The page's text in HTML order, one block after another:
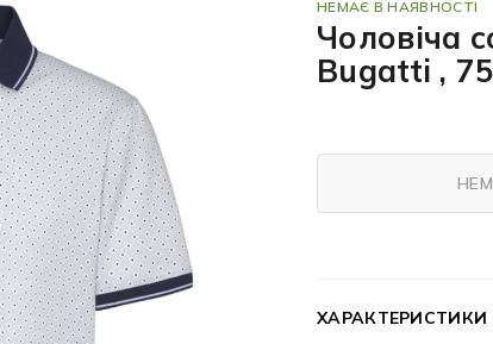
НЕМАЄ В НАЯВНОСТІ
Чоловіча
Bugatti ,
ХАРАКТЕРИСТИКИ